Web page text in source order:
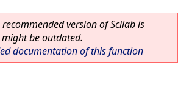
version of Scilab is
might be outdated.
documentation of this function